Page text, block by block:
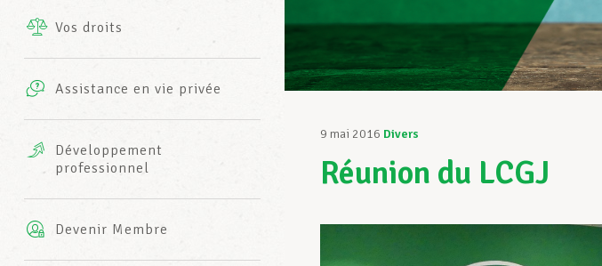
INFO-CENTER
Vos droits
Assistance en vie privée
complémentaires
AXA
Développement
professionnel
Devenir Membre
9 mai 2016 Divers
Réunion du LCGJ